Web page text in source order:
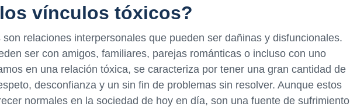
vínculos tóxicos?
relaciones interpersonales que pueden ser dañinas y disfuncionales.
ser con amigos, familiares, parejas románticas o incluso con uno
en una relación tóxica, se caracteriza por tener una gran cantidad de
desconfianza y un sin fin de problemas sin resolver. Aunque estos
normales en la sociedad de hoy en día, son una fuente de sufrimiento